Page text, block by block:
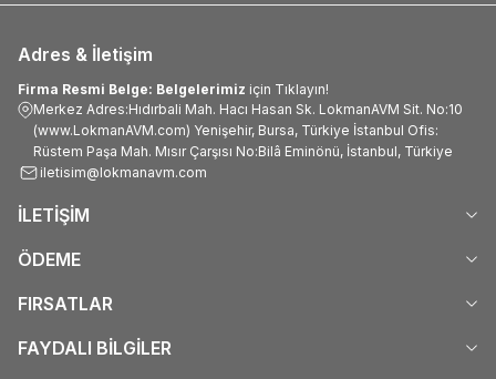
Adres & İletişim
Firma Resmi Belge: Belgelerimiz için Tıklayın!
Merkez Adres:Hıdırbali Mah. Hacı Hasan Sk. LokmanAVM Sit. No:10
(www.LokmanAVM.com) Yenişehir, Bursa, Türkiye İstanbul Ofis:
Rüstem Paşa Mah. Mısır Çarşısı No:Bilâ Eminönü, İstanbul, Türkiye
iletisim@lokmanavm.com
İLETİŞİM
ÖDEME
FIRSATLAR
FAYDALI BİLGİLER